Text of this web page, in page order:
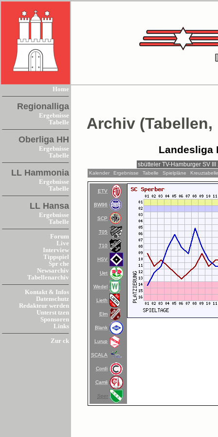
Home
Regionalliga
Ergebnisse
Tabelle
Oberliga HH
Ergebnisse
Tabelle
LL Hammonia
Ergebnisse
Tabelle
LL Hansa
Ergebnisse
Tabelle
Forum
Live
Interview
Tippspiel
Spr che
Newsarchiv
Tabellenarchiv
Kontakt & Infos
Datenschutz
Redakteur werden
Unterst tzen
Sponsoren
Links
Zur ck
Archiv
Landesliga
Kalender Ergebnisse Tabelle Spielpläne
ETV
BW96
SCP
T05
T10
HSV
Uet
Wedel
Lieth
Elm
Blank
Lurup
SCALA
Cordi
Camli
Sper